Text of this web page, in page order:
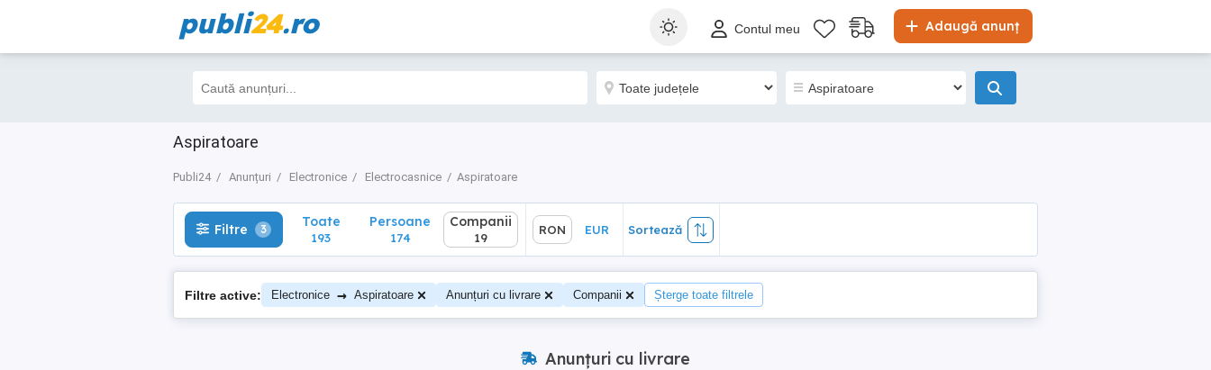
publi24.ro Adaugă anunț
Contul meu
Aspiratoare
Publi24 Anunțuri Electronice Electrocasnice Aspiratoare
Filtre 3 Toate
193
Sortează
Filtre 3 Toate
193
Persoane
174
Companii
19
RON EUR Sortează
Filtre active: Electronice → Aspiratoare Anunțuri cu livrare Companii Șterge toate filtrele
Anunțuri cu livrare